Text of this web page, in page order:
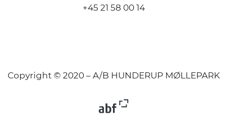
+45 21 58 00 14
Copyright © 2020 – A/B HUNDERUP MØLLEPARK